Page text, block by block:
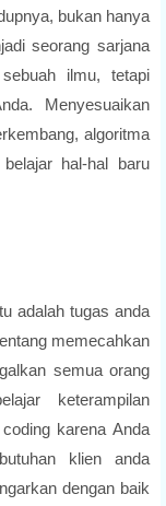
bukan hanya
seorang sarjana
ilmu, tetapi
Menyesuaikan
algoritma
hal-hal baru
adalah tugas anda
memecahkan
semua orang
keterampilan
karena Anda
klien anda
dengan baik